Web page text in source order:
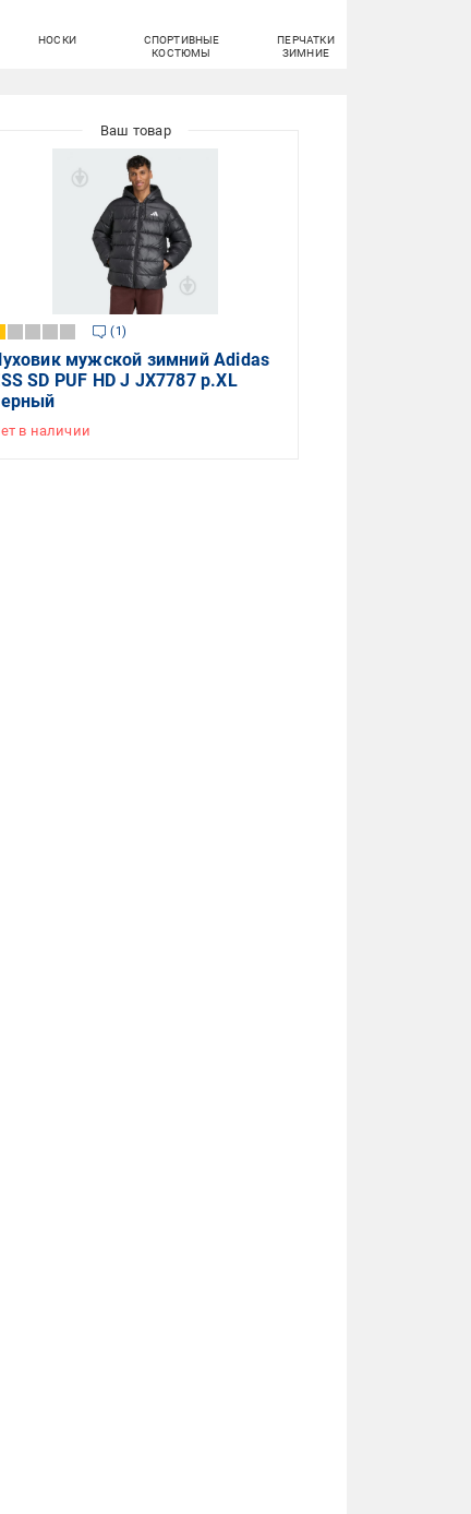
НОСКИ
СПОРТИВНЫЕ
КОСТЮМЫ
ПЕРЧАТКИ
ЗИМНИЕ
1
мужской зимний Adidas
SD PUF HD J JX7787 р.XL
в наличии